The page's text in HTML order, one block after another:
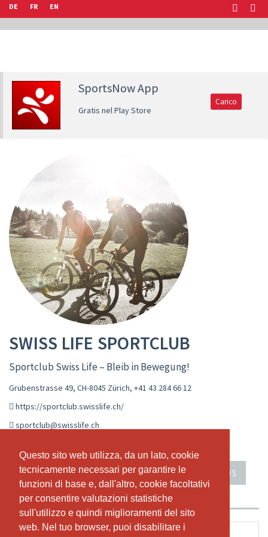
Questo sito web utilizza, da un lato, cookie
tecnicamente necessari per garantire le
funzioni di base e, dall'altro, cookie facoltativi
per consentire valutazioni statistiche
sull'utilizzo e quindi miglioramenti del sito
web. Nel tuo browser, puoi disabilitare i
Questo sito web utilizza, da un lato, cookie
tecnicamente necessari per garantire le
funzioni di base e, dall'altro, cookie facoltativi
per consentire valutazioni statistiche
sull'utilizzo e quindi miglioramenti del sito
web. Nel tuo browser, puoi disabilitare i
DE FR EN
SportsNow App
Gratis nel Play Store
Carico
SWISS LIFE SPORTCLUB
Sportclub Swiss Life – Bleib in Bewegung!
Grubenstrasse 49, CH-8045 Zürich, +41 43 284 66 12
https://sportclub.swisslife.ch/
sportclub@swisslife.ch
CALENDARIO LIVE ORARIO
WORKSHOPS
APPUNTAMENTI
ABBONAMENTI & PREZZI
VIDEOS
CHI SIAMO
IL NOSTRO TEAM